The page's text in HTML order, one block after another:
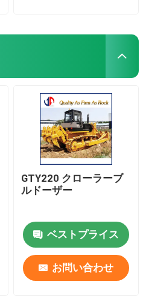
GTY220 クローラーブ
ルドーザー
ベストプライス
お問い合わせ